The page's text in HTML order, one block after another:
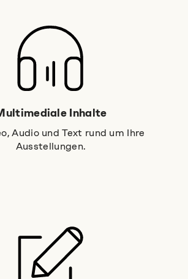
Inhalte
Audio und Text rund um Ihre
Ausstellungen.